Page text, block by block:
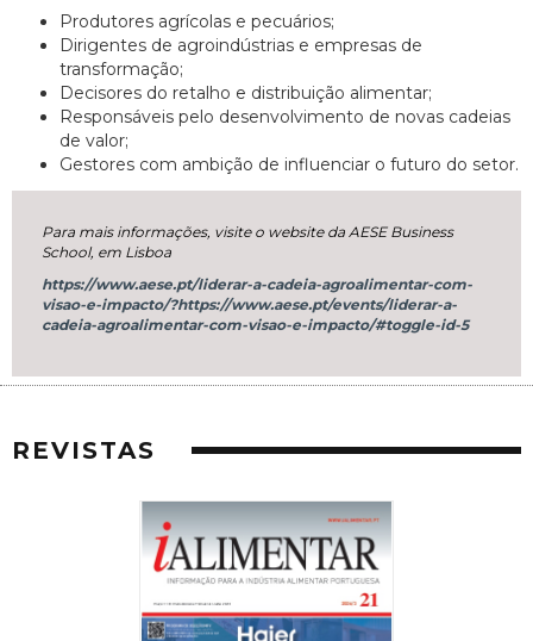
Produtores agrícolas e pecuários;
Dirigentes de agroindústrias e empresas de
transformação;
Decisores do retalho e distribuição alimentar;
Responsáveis pelo desenvolvimento de novas cadeias
de valor;
Gestores com ambição de influenciar o futuro do setor.
Para mais informações, visite o website da AESE Business
School, em Lisboa
https://www.aese.pt/liderar-a-cadeia-agroalimentar-com-
visao-e-impacto/?https://www.aese.pt/events/liderar-a-
cadeia-agroalimentar-com-visao-e-impacto/#toggle-id-5
REVISTAS